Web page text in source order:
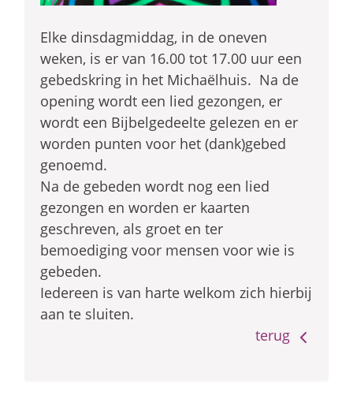
Elke dinsdagmiddag, in de oneven
weken, is er van 16.00 tot 17.00 uur een
gebedskring in het Michaëlhuis. Na de
opening wordt een lied gezongen, er
wordt een Bijbelgedeelte gelezen en er
worden punten voor het (dank)gebed
genoemd.
Na de gebeden wordt nog een lied
gezongen en worden er kaarten
geschreven, als groet en ter
bemoediging voor mensen voor wie is
gebeden.
Iedereen is van harte welkom zich hierbij
aan te sluiten.
terug